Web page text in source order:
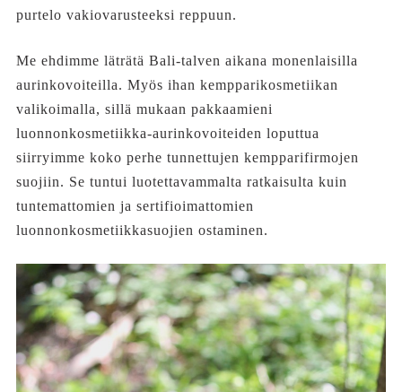
purtelo vakiovarusteeksi reppuun.
Me ehdimme läträtä Bali-talven aikana monenlaisilla
aurinkovoiteilla. Myös ihan kempparikosmetiikan
valikoimalla, sillä mukaan pakkaamieni
luonnonkosmetiikka-aurinkovoiteiden loputtua
siirryimme koko perhe tunnettujen kempparifirmojen
suojiin. Se tuntui luotettavammalta ratkaisulta kuin
tuntemattomien ja sertifioimattomien
luonnonkosmetiikkasuojien ostaminen.